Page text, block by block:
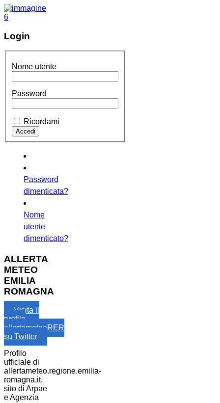
Login
Nome utente
Password
Ricordami
Password
dimenticata?
Nome
utente
dimenticato?
ALLERTA
METEO
EMILIA
ROMAGNA
Visita il
profilo
allertameteoRER
su Twitter
Profilo
ufficiale di
allertameteo.regione.emilia-
romagna.it,
sito di Arpae
e Agenzia